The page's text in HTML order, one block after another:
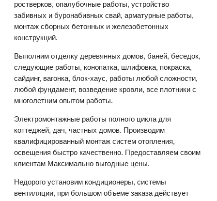
ростверков, опалубочные работы, устройство
забивных и буронабивных свай, арматурные работы,
монтаж сборных бетонных и железобетонных
конструкций.
Выполним отделку деревянных домов, баней, беседок,
следующие работы, конопатка, шлифовка, покраска,
сайдинг, вагонка, блок-хаус, работы любой сложности,
любой фундамент, возведение кровли, все плотники с
многолетним опытом работы.
Электромонтажные работы полного цикла для
коттеджей, дач, частных домов. Производим
квалифицированный монтаж систем отопления,
освещения быстро качественно. Предоставляем своим
клиентам Максимально выгодные цены.
Недорого установим кондиционеры, системы
вентиляции, при большом объеме заказа действует